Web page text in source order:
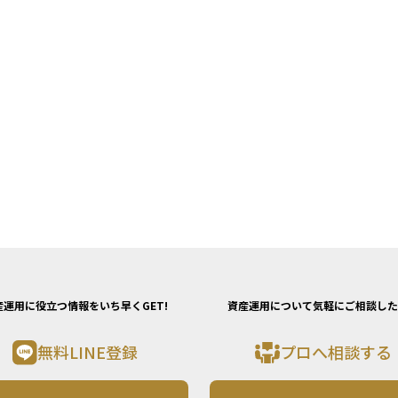
運用に役立つ情報をいち早くGET!
無料LINE登録
資産運用について気軽にご相談し
プロへ相談する